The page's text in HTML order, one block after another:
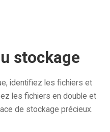
stockage
identifiez les fichiers et
les fichiers en double et
de stockage précieux.